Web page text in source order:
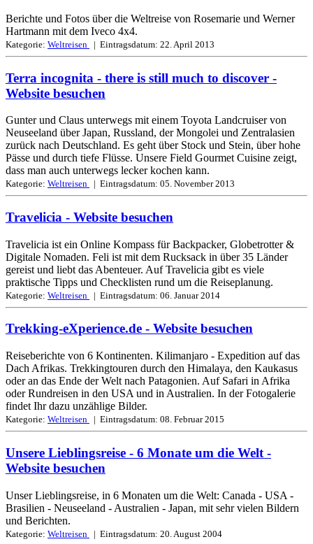
Berichte und Fotos über die Weltreise von Rosemarie und Werner
Hartmann mit dem Iveco 4x4.
Kategorie: Weltreisen | Eintragsdatum: 22. April 2013
Terra incognita - there is still much to discover -
Website besuchen
Gunter und Claus unterwegs mit einem Toyota Landcruiser von
Neuseeland über Japan, Russland, der Mongolei und Zentralasien
zurück nach Deutschland. Es geht über Stock und Stein, über hohe
Pässe und durch tiefe Flüsse. Unsere Field Gourmet Cuisine zeigt,
dass man auch unterwegs lecker kochen kann.
Kategorie: Weltreisen | Eintragsdatum: 05. November 2013
Travelicia - Website besuchen
Travelicia ist ein Online Kompass für Backpacker, Globetrotter &
Digitale Nomaden. Feli ist mit dem Rucksack in über 35 Länder
gereist und liebt das Abenteuer. Auf Travelicia gibt es viele
praktische Tipps und Checklisten rund um die Reiseplanung.
Kategorie: Weltreisen | Eintragsdatum: 06. Januar 2014
Trekking-eXperience.de - Website besuchen
Reiseberichte von 6 Kontinenten. Kilimanjaro - Expedition auf das
Dach Afrikas. Trekkingtouren durch den Himalaya, den Kaukasus
oder an das Ende der Welt nach Patagonien. Auf Safari in Afrika
oder Rundreisen in den USA und in Australien. In der Fotogalerie
findet Ihr dazu unzählige Bilder.
Kategorie: Weltreisen | Eintragsdatum: 08. Februar 2015
Unsere Lieblingsreise - 6 Monate um die Welt -
Website besuchen
Unser Lieblingsreise, in 6 Monaten um die Welt: Canada - USA -
Brasilien - Neuseeland - Australien - Japan, mit sehr vielen Bildern
und Berichten.
Kategorie: Weltreisen | Eintragsdatum: 20. August 2004